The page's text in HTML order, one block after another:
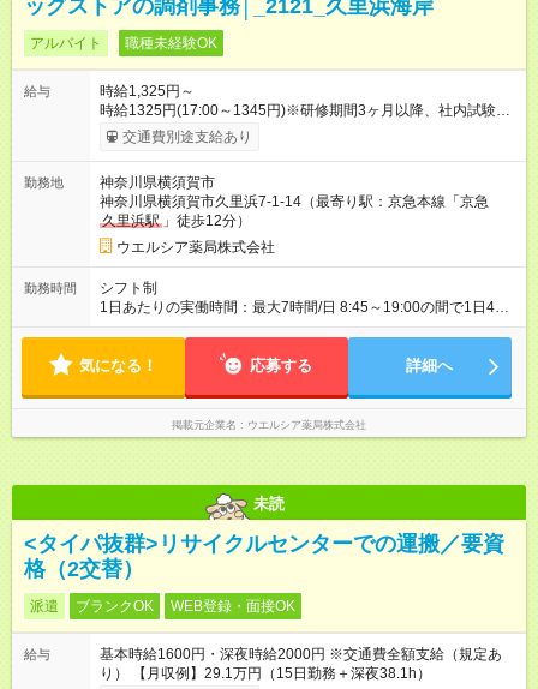
ッグストアの調剤事務│_2121_久里浜海岸
アルバイト 職種未経験OK
給与
時給1,325円～
時給1325円(17:00～1345円)※研修期間3ヶ月以降、社内試験に
よる更新判定あり 社内試験合格後、時給＋50～100円の昇給あ
り （大学生は＋20円） 試用期間あり：入社日から3ヶ月間／本
間の長さ：3ヶ月 雇用形態、給与は本採用時と同じです。
交通費別途支給あり
勤務地
神奈川県横須賀市
神奈川県横須賀市久里浜7-1-14（最寄り駅：京急本線「京急
久里浜駅 」徒歩12分）
ウエルシア薬局株式会社
勤務時間
シフト制
1日あたりの実働時間：最大7時間/日 8:45～19:00の間で1日4時
間～応相談 ☆週2～5日の勤務 ※勤務曜日応相談 ※土曜日勤務で
気になる！ 応募する 詳細へ
掲載元企業名 ウエルシア薬局株式会社
未読
<タイパ抜群>リサイクルセンターでの運搬／要資
格（2交替）
派遣 ブランクOK WEB登録・面接OK
給与
基本時給1600円・深夜時給2000円 ※交通費全額支給（規定あ
り） 【月収例】29.1万円（15日勤務＋深夜38.1h）